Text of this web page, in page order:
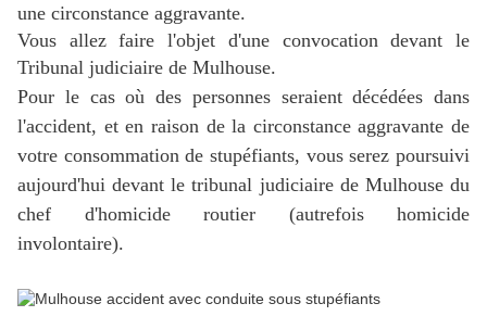
une circonstance aggravante.
Vous allez faire l'objet d'une convocation devant le
Tribunal judiciaire de Mulhouse.
Pour le cas où des personnes seraient décédées dans
l'accident, et en raison de la circonstance aggravante de
votre consommation de stupéfiants, vous serez poursuivi
aujourd'hui devant le tribunal judiciaire de Mulhouse du
chef d'homicide routier (autrefois homicide
involontaire).